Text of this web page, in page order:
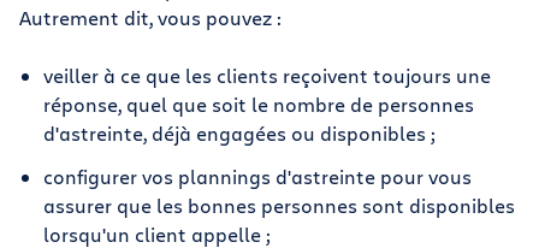
Autrement dit, vous pouvez :
veiller à ce que les clients reçoivent toujours une
réponse, quel que soit le nombre de personnes
d'astreinte, déjà engagées ou disponibles ;
configurer vos plannings d'astreinte pour vous
assurer que les bonnes personnes sont disponibles
lorsqu'un client appelle ;